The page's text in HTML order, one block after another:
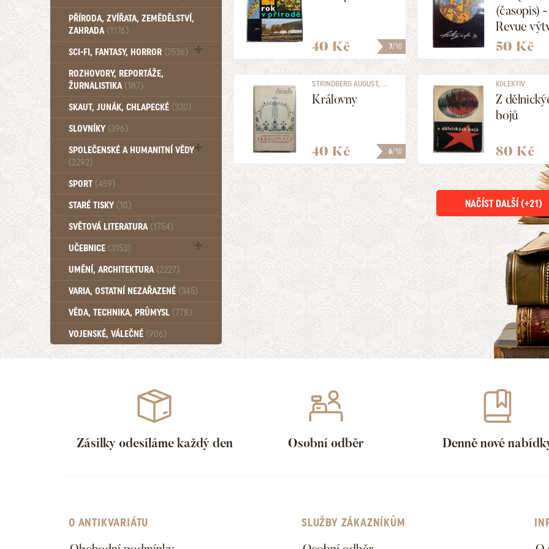
PŘÍRODA, ZVÍŘATA, ZEMĚDĚLSTVÍ,
ZAHRADA (1176)
SCI-FI, FANTASY, HORROR (2536)
UFO (14)
ROZHOVORY, REPORTÁŽE,
ŽURNALISTIKA (187)
SKAUT, JUNÁK, CHLAPECKÉ (330)
SLOVNÍKY (396)
SPOLEČENSKÉ A HUMANITNÍ VĚDY
(2292)
Pedagogika (191)
Psychologie a osobní rozvoj (761)
SPORT (459)
STARÉ TISKY (10)
SVĚTOVÁ LITERATURA (1754)
UČEBNICE (3153)
Učebnice - Jazykové (1297)
Učebnice - VŠ (259)
Učebnice - ZŠ (556)
Učebnice - Ostatní (499)
UMĚNÍ, ARCHITEKTURA (2227)
VARIA, OSTATNÍ NEZAŘAZENÉ (345)
VĚDA, TECHNIKA, PRŮMYSL (778)
VOJENSKÉ, VÁLEČNÉ (906)
7/10
40 Kč
(časopis) -
Revue
fotografie,
ročník
50 Kč
6/10
STRINDBERG AUGUST, ...
Královny
40 Kč
KOLEKTIV
Z
bojů
80 Kč
NAČÍST DALŠÍ (+21)
Zásilky odesíláme každý den Osobní odběr Denně nové
O ANTIKVARIÁTU SLUŽBY ZÁKAZNÍKŮM